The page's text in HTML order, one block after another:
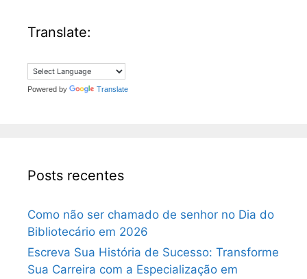
Translate:
Powered by Translate
Posts recentes
Como não ser chamado de senhor no Dia do
Bibliotecário em 2026
Escreva Sua História de Sucesso: Transforme
Sua Carreira com a Especialização em